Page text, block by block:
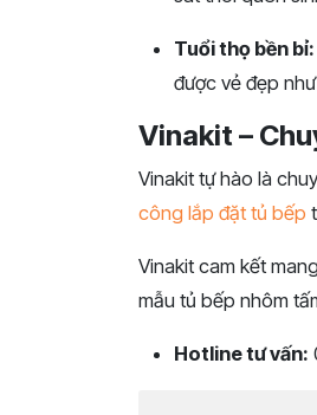
Tuổi thọ bền bỉ:
được vẻ đẹp
Vinakit –
Vinakit tự hào là
công lắp đặt tủ bếp
Vinakit cam kết
mẫu tủ bếp nhôm
Hotline tư vấn: